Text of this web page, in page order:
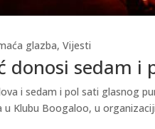
donosi sedam
glazba,Vijesti
i sedam i pol sati glasnog
Klubu Boogaloo, u